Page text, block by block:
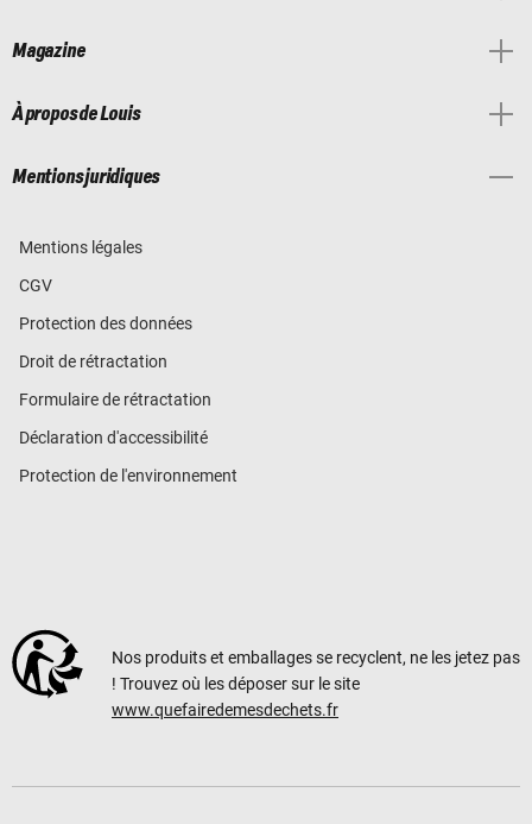
Magazine
À propos de Louis
Mentions juridiques
Mentions légales
CGV
Protection des données
Droit de rétractation
Formulaire de rétractation
Déclaration d'accessibilité
Protection de l'environnement
Nos produits et emballages se recyclent, ne les jetez pas
! Trouvez où les déposer sur le site
www.quefairedemesdechets.fr